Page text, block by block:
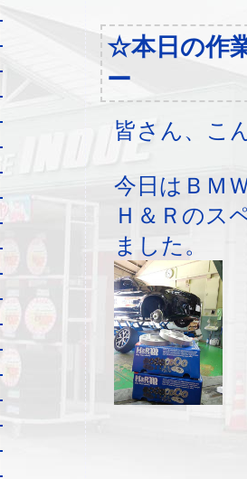
☆本日の作
ー
皆さん、こ
今日はＢＭ
Ｈ＆Ｒのス
ました。